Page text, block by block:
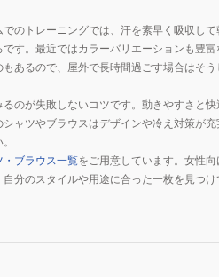
のトレーニングでは、汗を素早く吸収し
す。最近ではカラーバリエーションも豊
あるので、屋外で長時間過ごす場合はそ
のが失敗しないコツです。動きやすさと
ャツやブラウスはデザインや冷え対策が
・ブラウス一覧をご用意しています。女性
分のスタイルや用途に合った一枚を見つ